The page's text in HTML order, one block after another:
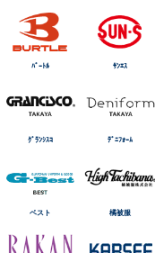
ﾊﾞｰﾄﾙ ｻﾝｴｽ
ｸﾞﾗﾝｼｽｺ ﾃﾞﾆﾌｫｰﾑ
ベスト 橘被服